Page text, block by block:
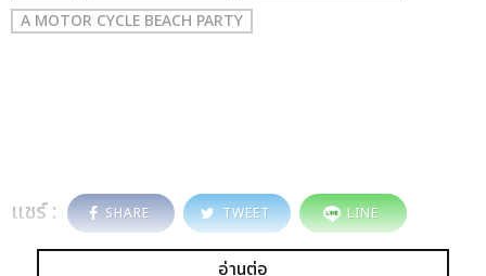
A MOTOR CYCLE BEACH PARTY
แชร์ : SHARE TWEET LINE
อ่านต่อ